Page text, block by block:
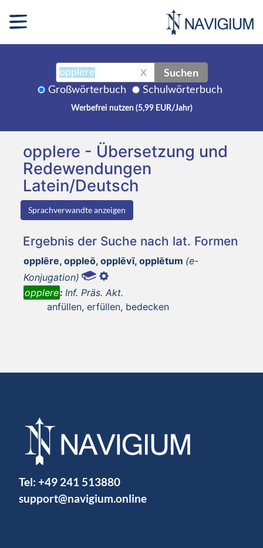
X Suchen
Großwörterbuch Schulwörterbuch
Werbefrei nutzen (5,99 EUR/Jahr)
opplere - Übersetzung und
Redewendungen
Latein/Deutsch
Sprachverwandte anzeigen
Ergebnis der Suche nach lat. Formen
opplēre, oppleō, opplēvī, opplētum (e-
Konjugation)
opplere: Inf. Präs. Akt.
anfüllen, erfüllen, bedecken
Tel: +49 241 513880
support@navigium.online